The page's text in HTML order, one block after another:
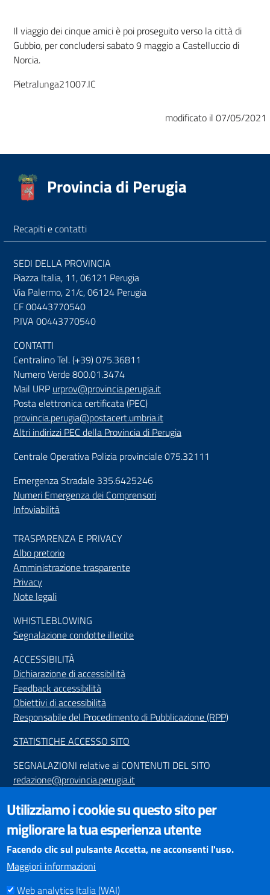
Il viaggio dei cinque amici è poi proseguito verso la città di
Gubbio, per concludersi sabato 9 maggio a Castelluccio di
Norcia.
Pietralunga21007.IC
modificato il 07/05/2021
Provincia di Perugia
Recapiti e contatti
SEDI DELLA PROVINCIA
Piazza Italia, 11, 06121 Perugia
Via Palermo, 21/c, 06124 Perugia
CF 00443770540
P.IVA 00443770540
CONTATTI
Centralino Tel. (+39) 075.36811
Numero Verde 800.01.3474
Mail URP urprov@provincia.perugia.it
Posta elettronica certificata (PEC)
provincia.perugia@postacert.umbria.it
Altri indirizzi PEC della Provincia di Perugia
Centrale Operativa Polizia provinciale 075.32111
Emergenza Stradale 335.6425246
Numeri Emergenza dei Comprensori
Infoviabilità
TRASPARENZA E PRIVACY
Albo pretorio
Amministrazione trasparente
Privacy
Note legali
WHISTLEBLOWING
Segnalazione condotte illecite
ACCESSIBILITÀ
Dichiarazione di accessibilità
Feedback accessibilità
Obiettivi di accessibilità
Responsabile del Procedimento di Pubblicazione (RPP)
STATISTICHE ACCESSO SITO
SEGNALAZIONI relative ai CONTENUTI DEL SITO
redazione@provincia.perugia.it
VISUALIZZAZIONE CONTENUTI
Il sito internet della Provincia di Perugia è ottimizzato per
essere visualizzato dai principali browser aggiornati. L'uso di
browser non aggiornati può creare problemi di visualizzazione
dei contenuti.
PAGAMENTI
Utilizziamo i cookie su questo sito per
migliorare la tua esperienza utente
Facendo clic sul pulsante Accetta, ne acconsenti l'uso.
Maggiori informazioni
Web analytics Italia (WAI)